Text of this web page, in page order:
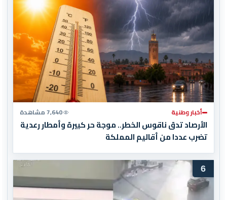
أخبار وطنية 7,640 مشاهدة
الأرصاد تدق ناقوس الخطر.. موجة حر كبيرة وأمطار رعدية
تضرب عددا من أقاليم المملكة
6